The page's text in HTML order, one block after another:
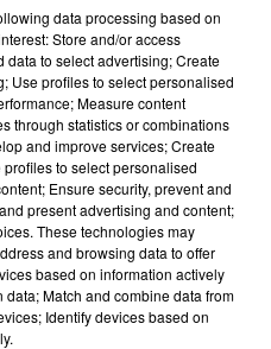
aussi des processions
ambiance de fête. Et
data processing based on
Store and/or access
to select advertising; Create
Use profiles to select personalised
Measure content
through statistics or combinations
and improve services; Create
to select personalised
Ensure security, prevent and
present advertising and content;
These technologies may
and browsing data to offer
based on information actively
Match and combine data from
Identify devices based on